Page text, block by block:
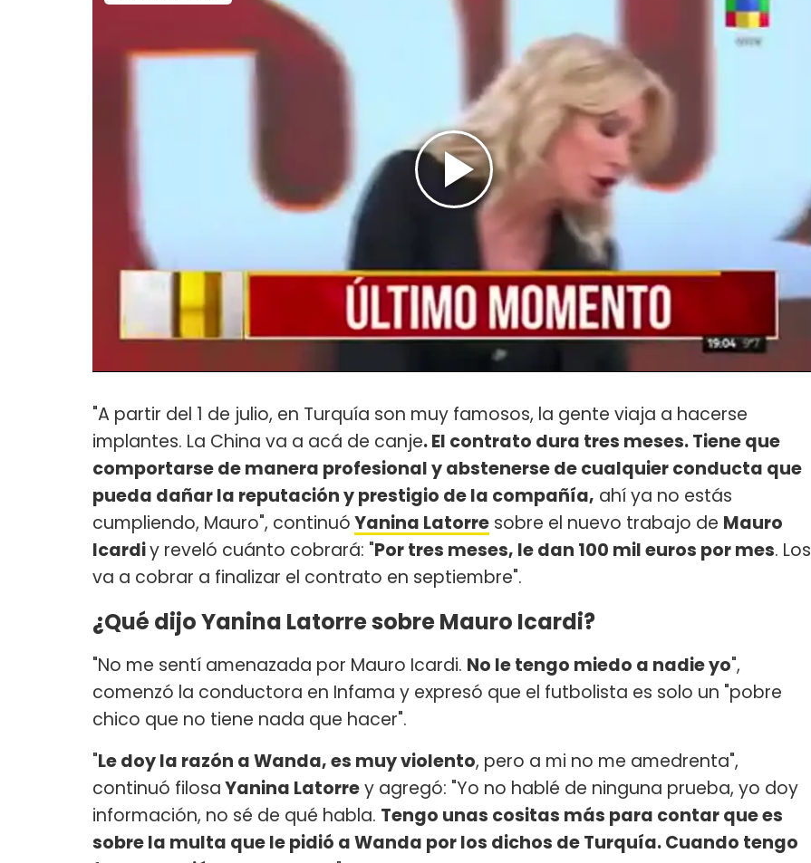
"A partir del 1 de julio, en Turquía son muy famosos, la gente viaja a hacerse
implantes. La China va a acá de canje. El contrato dura tres meses. Tiene que
comportarse de manera profesional y abstenerse de cualquier conducta que
pueda dañar la reputación y prestigio de la compañía, ahí ya no estás
cumpliendo, Mauro", continuóYanina Latorre sobre el nuevo trabajo de Mauro
Icardiy reveló cuánto cobrará: "Por tres meses, le dan 100 mil euros por mes. Los
va a cobrar a finalizar el contrato en septiembre".
¿Qué dijo Yanina Latorre sobre Mauro Icardi?
"No me sentí amenazada por Mauro Icardi. No le tengo miedo a nadie yo",
comenzó la conductora en Infama y expresó que el futbolista es solo un "pobre
chico que no tiene nada que hacer".
"Le doy la razón a Wanda, es muy violento, pero a mi no me amedrenta",
continuó filosaYanina Latorrey agregó: "Yo no hablé de ninguna prueba, yo doy
información, no sé de qué habla. Tengo unas cositas más para contar que es
sobre la multa que le pidió a Wanda por los dichos de Turquía. Cuando tengo